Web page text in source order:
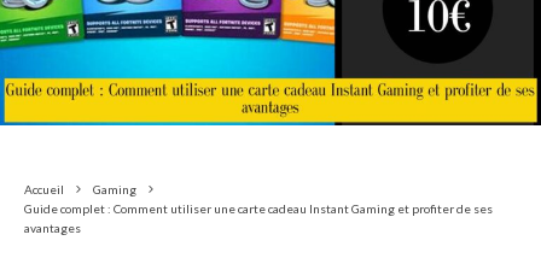
Accueil
Gaming
Guide complet : Comment utiliser une carte cadeau Instant Gaming et profiter de ses
avantages